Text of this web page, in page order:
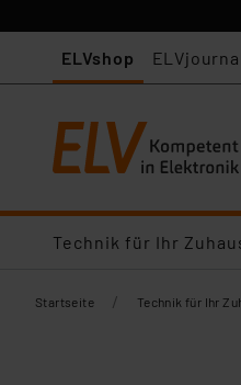
ELVshop
Technik für Ihr
Startseite / Technik für Ihr